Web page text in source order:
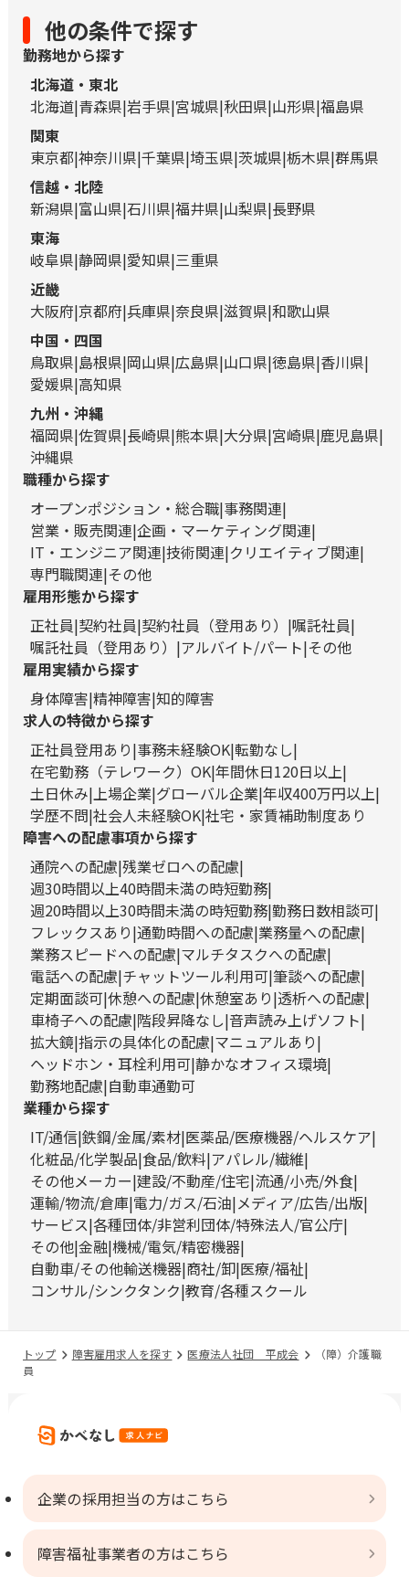
他の条件で探す
勤務地から探す
北海道・東北
北海道 青森県 岩手県 宮城県 秋田県 山形県 福島県
関東
東京都 神奈川県 千葉県 埼玉県 茨城県 栃木県 群馬県
信越・北陸
新潟県 富山県 石川県 福井県 山梨県 長野県
東海
岐阜県 静岡県 愛知県 三重県
近畿
大阪府 京都府 兵庫県 奈良県 滋賀県 和歌山県
中国・四国
鳥取県 島根県 岡山県 広島県 山口県 徳島県 香川県
愛媛県 高知県
九州・沖縄
福岡県 佐賀県 長崎県 熊本県 大分県 宮崎県 鹿児島県
沖縄県
職種から探す
オープンポジション・総合職 事務関連
営業・販売関連 企画・マーケティング関連
IT・エンジニア関連 技術関連 クリエイティブ関連
専門職関連 その他
雇用形態から探す
正社員 契約社員 契約社員（登用あり）
嘱託社員
嘱託社員（登用あり）
アルバイト/パート その他
雇用実績から探す
身体障害 精神障害 知的障害
求人の特徴から探す
正社員登用あり 事務未経験OK 転勤なし
在宅勤務（テレワーク）OK 年間休日120日以上
土日休み 上場企業 グローバル企業 年収400万円以上
学歴不問 社会人未経験OK 社宅・家賃補助制度あり
障害への配慮事項から探す
通院への配慮 残業ゼロへの配慮
週30時間以上40時間未満の時短勤務
週20時間以上30時間未満の時短勤務 勤務日数相談可
フレックスあり 通勤時間への配慮 業務量への配慮
業務スピードへの配慮 マルチタスクへの配慮
電話への配慮 チャットツール利用可 筆談への配慮
定期面談可 休憩への配慮 休憩室あり 透析への配慮
車椅子への配慮 階段昇降なし 音声読み上げソフト
拡大鏡 指示の具体化の配慮 マニュアルあり
ヘッドホン・耳栓利用可 静かなオフィス環境
勤務地配慮 自動車通勤可
業種から探す
IT/通信 鉄鋼/金属/素材 医薬品/医療機器/ヘルスケア
化粧品/化学製品 食品/飲料 アパレル/繊維
その他メーカー 建設/不動産/住宅 流通/小売/外食
運輸/物流/倉庫 電力/ガス/石油 メディア/広告/出版
サービス 各種団体/非営利団体/特殊法人/官公庁
その他 金融 機械/電気/精密機器
自動車/その他輸送機器 商社/卸 医療/福祉
コンサル/シンクタンク 教育/各種スクール
トップ 障害雇用求人を探す 医療法人社団 平成会
（障）介護職
員
企業の採用担当の方はこちら
障害福祉事業者の方はこちら